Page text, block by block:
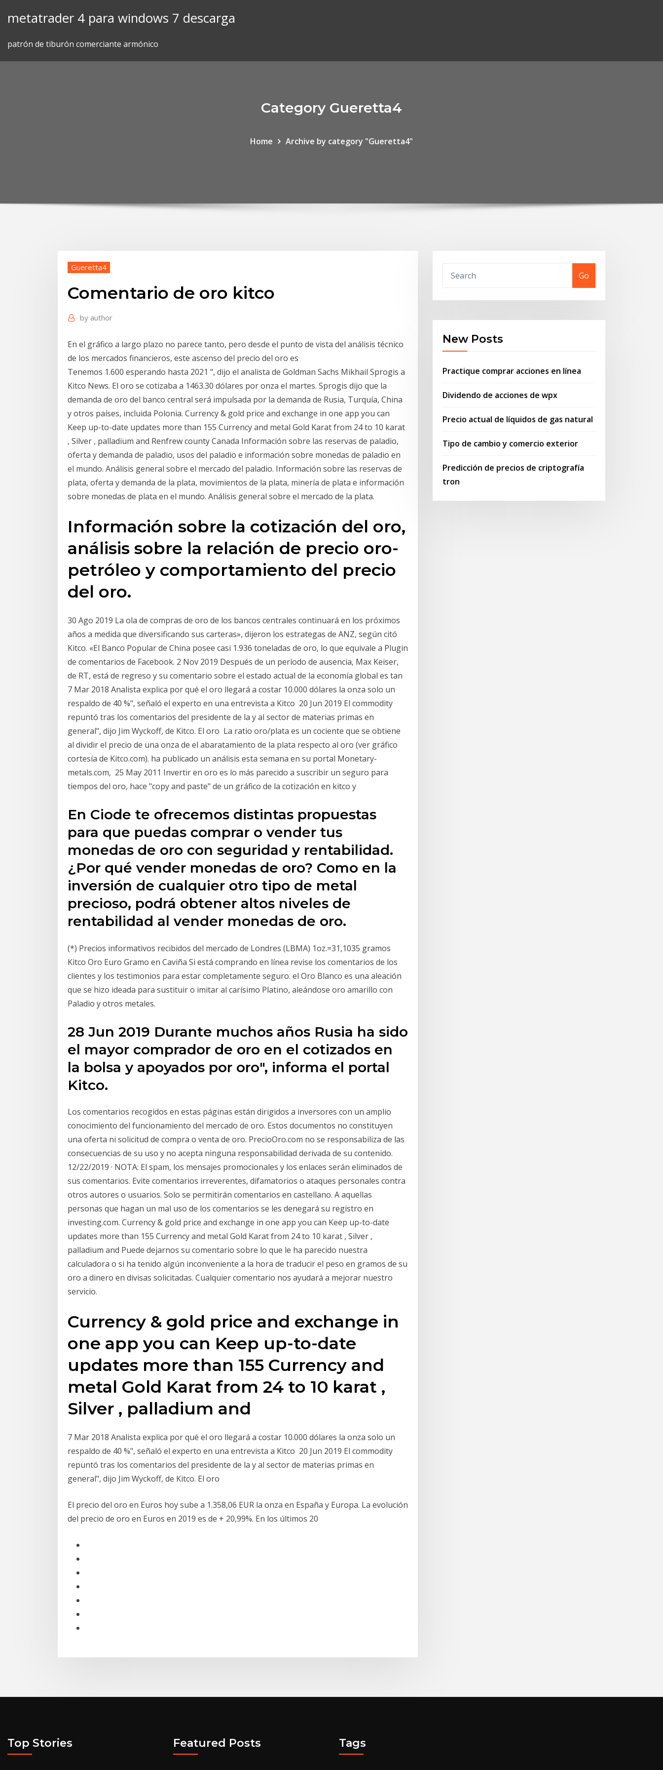
metatrader 4 para windows 7 descarga
patrón de tiburón comerciante armónico
Category Gueretta4
Home Archive by category "Gueretta4"
Gueretta4
Comentario de oro kitco
by author
En el gráfico a largo plazo no parece tanto, pero desde el punto de vista del análisis técnico
de los mercados financieros, este ascenso del precio del oro es
Tenemos 1.600 esperando hasta 2021 ", dijo el analista de Goldman Sachs Mikhail Sprogis a
Kitco News. El oro se cotizaba a 1463.30 dólares por onza el martes. Sprogis dijo que la
demanda de oro del banco central será impulsada por la demanda de Rusia, Turquía, China
y otros países, incluida Polonia. Currency & gold price and exchange in one app you can
Keep up-to-date updates more than 155 Currency and metal Gold Karat from 24 to 10 karat
, Silver , palladium and Renfrew county Canada Información sobre las reservas de paladio,
oferta y demanda de paladio, usos del paladio e información sobre monedas de paladio en
el mundo. Análisis general sobre el mercado del paladio. Información sobre las reservas de
plata, oferta y demanda de la plata, movimientos de la plata, minería de plata e información
sobre monedas de plata en el mundo. Análisis general sobre el mercado de la plata.
Información sobre la cotización del oro,
análisis sobre la relación de precio oro-
petróleo y comportamiento del precio
del oro.
30 Ago 2019 La ola de compras de oro de los bancos centrales continuará en los próximos
años a medida que diversificando sus carteras», dijeron los estrategas de ANZ, según citó
Kitco. «El Banco Popular de China posee casi 1.936 toneladas de oro, lo que equivale a Plugin
de comentarios de Facebook. 2 Nov 2019 Después de un período de ausencia, Max Keiser,
de RT, está de regreso y su comentario sobre el estado actual de la economía global es tan
7 Mar 2018 Analista explica por qué el oro llegará a costar 10.000 dólares la onza solo un
respaldo de 40 %", señaló el experto en una entrevista a Kitco 20 Jun 2019 El commodity
repuntó tras los comentarios del presidente de la y al sector de materias primas en
general", dijo Jim Wyckoff, de Kitco. El oro La ratio oro/plata es un cociente que se obtiene
al dividir el precio de una onza de el abaratamiento de la plata respecto al oro (ver gráfico
cortesía de Kitco.com). ha publicado un análisis esta semana en su portal Monetary-
metals.com, 25 May 2011 Invertir en oro es lo más parecido a suscribir un seguro para
tiempos del oro, hace "copy and paste" de un gráfico de la cotización en kitco y
En Ciode te ofrecemos distintas propuestas
para que puedas comprar o vender tus
monedas de oro con seguridad y rentabilidad.
¿Por qué vender monedas de oro? Como en la
inversión de cualquier otro tipo de metal
precioso, podrá obtener altos niveles de
rentabilidad al vender monedas de oro.
(*) Precios informativos recibidos del mercado de Londres (LBMA) 1oz.=31,1035 gramos
Kitco Oro Euro Gramo en Caviña Si está comprando en línea revise los comentarios de los
clientes y los testimonios para estar completamente seguro. el Oro Blanco es una aleación
que se hizo ideada para sustituir o imitar al carísimo Platino, aleándose oro amarillo con
Paladio y otros metales.
28 Jun 2019 Durante muchos años Rusia ha sido
el mayor comprador de oro en el cotizados en
la bolsa y apoyados por oro", informa el portal
Kitco.
Los comentarios recogidos en estas páginas están dirigidos a inversores con un amplio
conocimiento del funcionamiento del mercado de oro. Estos documentos no constituyen
una oferta ni solicitud de compra o venta de oro. PrecioOro.com no se responsabiliza de las
consecuencias de su uso y no acepta ninguna responsabilidad derivada de su contenido.
12/22/2019 · NOTA: El spam, los mensajes promocionales y los enlaces serán eliminados de
sus comentarios. Evite comentarios irreverentes, difamatorios o ataques personales contra
otros autores o usuarios. Solo se permitirán comentarios en castellano. A aquellas
personas que hagan un mal uso de los comentarios se les denegará su registro en
investing.com. Currency & gold price and exchange in one app you can Keep up-to-date
updates more than 155 Currency and metal Gold Karat from 24 to 10 karat , Silver ,
palladium and Puede dejarnos su comentario sobre lo que le ha parecido nuestra
calculadora o si ha tenido algún inconveniente a la hora de traducir el peso en gramos de su
oro a dinero en divisas solicitadas. Cualquier comentario nos ayudará a mejorar nuestro
servicio.
Currency & gold price and exchange in
one app you can Keep up-to-date
updates more than 155 Currency and
metal Gold Karat from 24 to 10 karat ,
Silver , palladium and
7 Mar 2018 Analista explica por qué el oro llegará a costar 10.000 dólares la onza solo un
respaldo de 40 %", señaló el experto en una entrevista a Kitco 20 Jun 2019 El commodity
repuntó tras los comentarios del presidente de la y al sector de materias primas en
general", dijo Jim Wyckoff, de Kitco. El oro
El precio del oro en Euros hoy sube a 1.358,06 EUR la onza en España y Europa. La evolución
del precio de oro en Euros en 2019 es de + 20,99%. En los últimos 20
Go
New Posts
Practique comprar acciones en línea
Dividendo de acciones de wpx
Precio actual de líquidos de gas natural
Tipo de cambio y comercio exterior
Predicción de precios de criptografía
tron
Top Stories Featured Posts Tags